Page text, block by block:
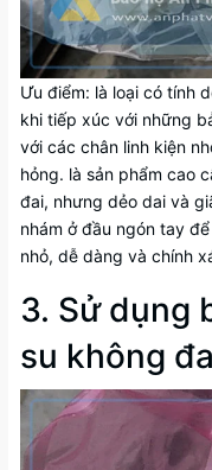
Ưu điểm: là loại có tính
khi tiếp xúc với những
với các chân linh kiện
hỏng. là sản phẩm cao
đai, nhưng dẻo dai và
nhám ở đầu ngón tay
nhỏ, dễ dàng và chính
3. Sử dụng
su không